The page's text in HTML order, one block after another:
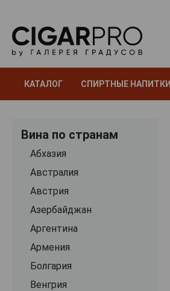
КАТАЛОГ СПИРТНЫЕ НАПИТКИ
Вина по странам
Абхазия
Австралия
Австрия
Азербайджан
Аргентина
Армения
Болгария
Венгрия